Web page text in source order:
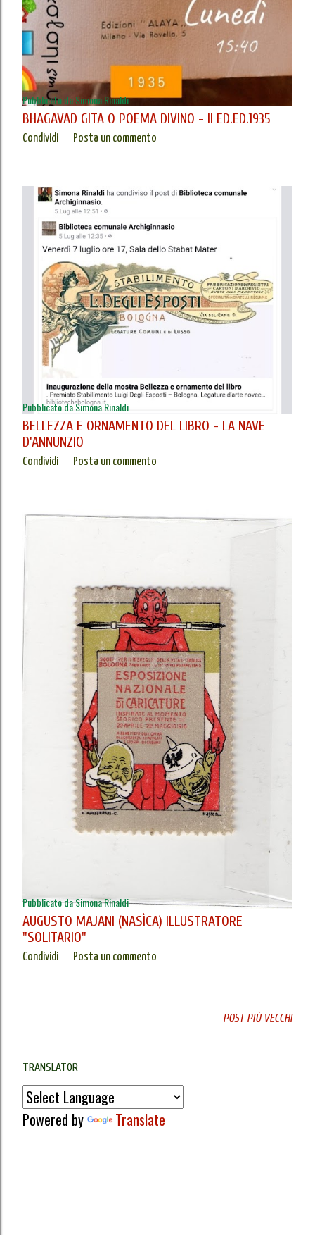
Pubblicato daSimona Rinaldi
BHAGAVAD GITA O POEMA DIVINO - II ED.ED.1935
Condividi Posta un commento
Pubblicato daSimona Rinaldi
BELLEZZA E ORNAMENTO DEL LIBRO - LA NAVE
D'ANNUNZIO
Condividi Posta un commento
Pubblicato daSimona Rinaldi
AUGUSTO MAJANI (NASÌCA) ILLUSTRATORE
"SOLITARIO"
Condividi Posta un commento
POST PIÙ VECCHI
TRANSLATOR
Powered by Translate